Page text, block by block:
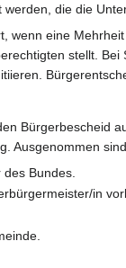
die die
wenn eine
stellt.
Bürgerbescheid
Ausgenommen
Bundes.
in